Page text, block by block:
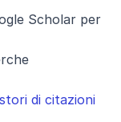
Scholar per
di citazioni